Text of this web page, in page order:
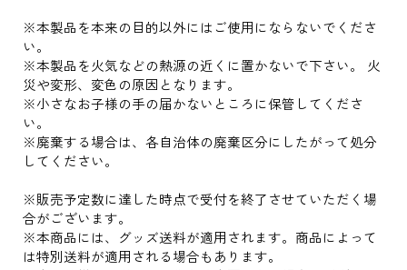
※本製品を本来の目的以外にはご使用にならないでくださ
い。
※本製品を火気などの熱源の近くに置かないで下さい。 火
災や変形、変色の原因となります。
※小さなお子様の手の届かないところに保管してくださ
い。
※廃棄する場合は、各自治体の廃棄区分にしたがって処分
してください。
※販売予定数に達した時点で受付を終了させていただく場
合がございます。
※本商品には、グッズ送料が適用されます。商品によって
は特別送料が適用される場合もあります。